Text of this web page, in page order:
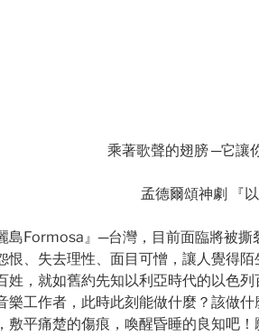
乘著歌聲的翅膀 ─它
孟德爾頌神劇 『
島Formosa』─台灣，目前面臨將被
、失去理性、面目可憎，讓人覺得
姓，就如舊約先知以利亞時代的以色
工作者，此時此刻能做什麼？該做
敷平痛楚的傷痕，喚醒昏睡的良知吧